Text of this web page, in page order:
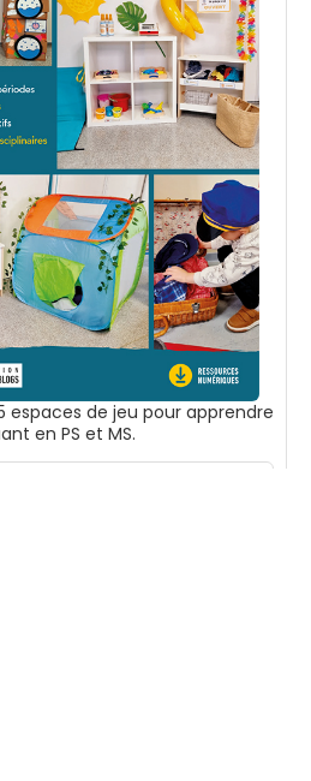
espaces de jeu pour apprendre
en PS et MS.